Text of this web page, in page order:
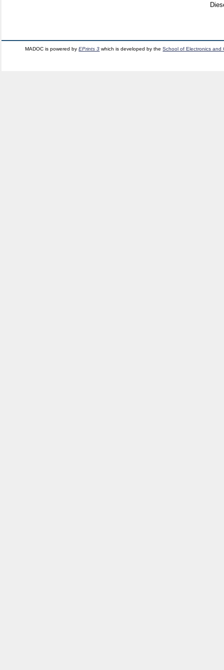
MADOC is powered byEPrints 3 which is developed by theSchool of Electronics and